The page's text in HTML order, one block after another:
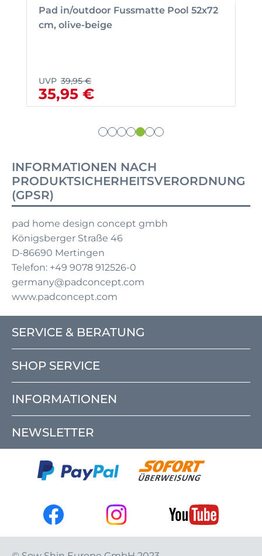
Pad in/outdoor Fussmatte Pool 52x72
cm, olive-beige
UVP 39,95 €
35,95 €
INFORMATIONEN NACH
PRODUKTSICHERHEITSVERORDNUNG
(GPSR)
pad home design concept gmbh
Königsberger Straße 46
D-86690 Mertingen
Telefon: +49 9078 912526-0
germany@padconcept.com
www.padconcept.com
SERVICE & BERATUNG
SHOP SERVICE
INFORMATIONEN
NEWSLETTER